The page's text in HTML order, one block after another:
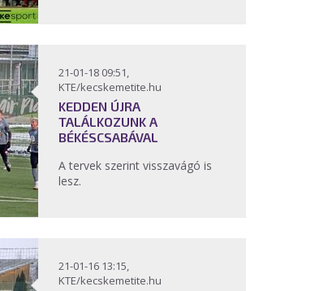
21-01-18 09:51,
KTE/kecskemetite.hu
KEDDEN ÚJRA
TALÁLKOZUNK A
BÉKÉSCSABÁVAL
A tervek szerint visszavágó is
lesz.
21-01-16 13:15,
KTE/kecskemetite.hu